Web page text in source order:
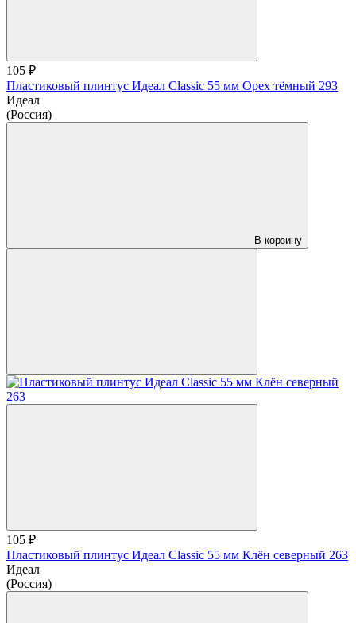
105 ₽
Пластиковый плинтус Идеал Classic 55 мм Орех тёмный 293
Идеал
(Россия)
В корзину
105 ₽
Пластиковый плинтус Идеал Classic 55 мм Клён северный 263
Идеал
(Россия)